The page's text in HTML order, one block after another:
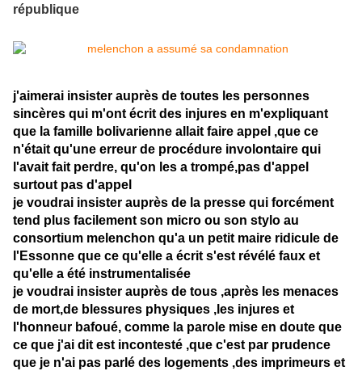
république
j'aimerai insister auprès de toutes les personnes
sincères qui m'ont écrit des injures en m'expliquant
que la famille bolivarienne allait faire appel ,que ce
n'était qu'une erreur de procédure involontaire qui
l'avait fait perdre, qu'on les a trompé,pas d'appel
surtout pas d'appel
je voudrai insister auprès de la presse qui forcément
tend plus facilement son micro ou son stylo au
consortium melenchon qu'a un petit maire ridicule de
l'Essonne que ce qu'elle a écrit s'est révélé faux et
qu'elle a été instrumentalisée
je voudrai insister auprès de tous ,après les menaces
de mort,de blessures physiques ,les injures et
l'honneur bafoué, comme la parole mise en doute que
ce que j'ai dit est incontesté ,que c'est par prudence
que je n'ai pas parlé des logements ,des imprimeurs et